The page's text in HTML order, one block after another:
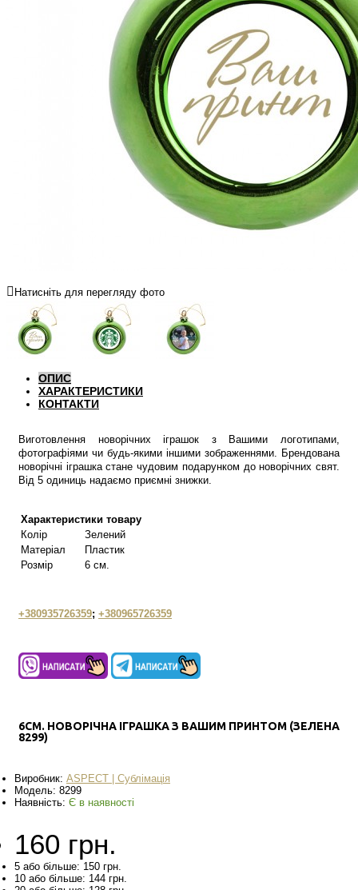
Натисніть для перегляду фото
ОПИС
ХАРАКТЕРИСТИКИ
КОНТАКТИ
Виготовлення новорічних іграшок з Вашими логотипами,
фотографіями чи будь-якими іншими зображеннями. Брендована
новорічні іграшка стане чудовим подарунком до новорічних свят.
Від 5 одиниць надаємо приємні знижки.
Характеристики товару
Колір
Зелений
Матеріал
Пластик
Розмір
6 см.
+380935726359; +380965726359
6СМ. НОВОРІЧНА ІГРАШКА З ВАШИМ ПРИНТОМ (ЗЕЛЕНА
8299)
Виробник: ASPECT | Сублімація
Модель: 8299
Наявність: Є в наявності
160 грн.
5 або більше: 150 грн.
10 або більше: 144 грн.